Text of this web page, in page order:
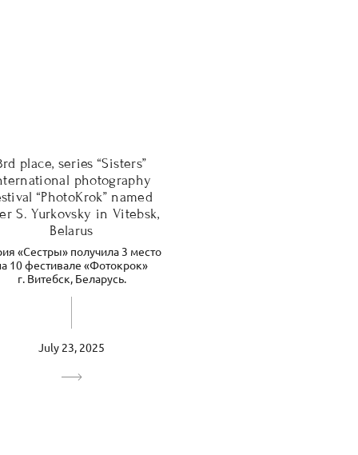
place, series “Sisters”
photography
“PhotoKrok” named
S. Yurkovsky in Vitebsk,
Belarus
«Сестры» получила 3 место
10 фестивале «Фотокрок»
г. Витебск, Беларусь.
July 23, 2025